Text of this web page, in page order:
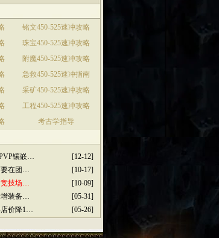
铭文450-525速冲攻略
珠宝450-525速冲攻略
附魔450-525速冲攻略
急救450-525速冲指南
采矿450-525速冲攻略
工程450-525速冲攻略
考古学指导
[12-12]
镶嵌…
[10-17]
要在团…
[10-09]
竞技场…
[05-31]
增装备…
[05-26]
店价降1…